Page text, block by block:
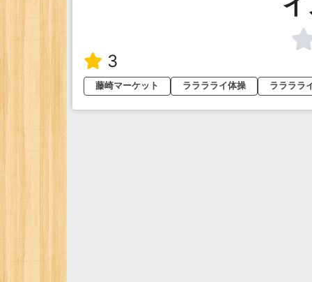
3
藤崎マーケット ラララライ体操 ララララ